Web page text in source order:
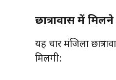
छात्रावास में
यह चार मंजिला
मिलेंगी: